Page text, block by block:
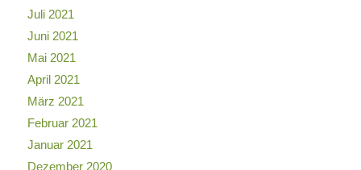
Juli 2021
Juni 2021
Mai 2021
April 2021
März 2021
Februar 2021
Januar 2021
Dezember 2020